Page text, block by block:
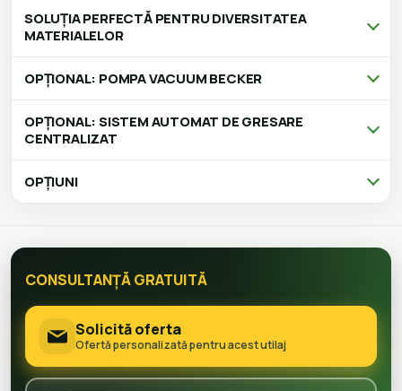
SOLUȚIA PERFECTĂ PENTRU DIVERSITATEA
MATERIALELOR
OPȚIONAL: POMPA VACUUM BECKER
OPȚIONAL: SISTEM AUTOMAT DE GRESARE
CENTRALIZAT
OPȚIUNI
CONSULTANȚĂ GRATUITĂ
Solicită oferta
Ofertă personalizată pentru acest utilaj